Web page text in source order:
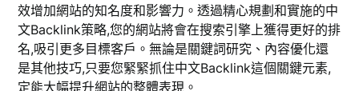
效增加網站的知名度和影響力。透過精心規劃和實施的中
文Backlink策略,您的網站將會在搜索引擎上獲得更好的排
名,吸引更多目標客戶。無論是關鍵詞研究、內容優化還
是其他技巧,只要您緊緊抓住中文Backlink這個關鍵元素,
定能大幅提升網站的整體表現。